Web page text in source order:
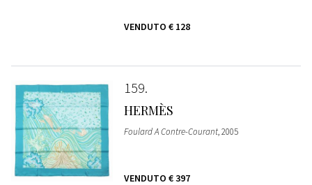
VENDUTO € 128
159
HERMÈS
Foulard A Contre-Courant, 2005
VENDUTO € 397